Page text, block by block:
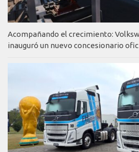
Acompañando el crecimiento:
inauguró un nuevo concesionario